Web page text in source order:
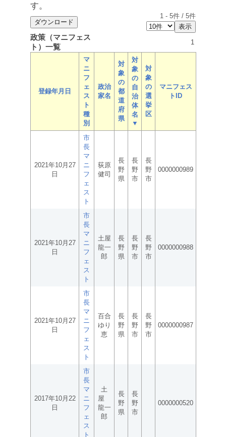
す。
1 - 5件 / 5件
政策（マニフェス
ト）一覧
1
登録年月日
マ
ニ
フ
ェ
ス
ト
種
別
政治
家名
対
象
の
都
道
府
県
対
象
の
自
治
体
名
▼
対
象
の
選
挙
区
マニフェス
トID
2021年10月27
日
市
長
マ
ニ
フ
ェ
ス
ト
荻原
健司
長
野
県
長
野
市
長
野
市
0000000989
2021年10月27
日
市
長
マ
ニ
フ
ェ
ス
ト
土屋
龍一
郎
長
野
県
長
野
市
長
野
市
0000000988
2021年10月27
日
市
長
マ
ニ
フ
ェ
ス
ト
百合
ゆり
恵
長
野
県
長
野
市
長
野
市
0000000987
2017年10月22
日
市
長
マ
ニ
フ
ェ
ス
ト
土
屋
龍一
郎
長
野
県
長
野
市
0000000520